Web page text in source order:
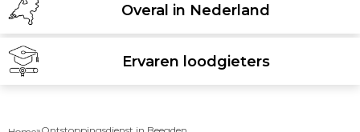
Overal in Nederland
Ervaren loodgieters